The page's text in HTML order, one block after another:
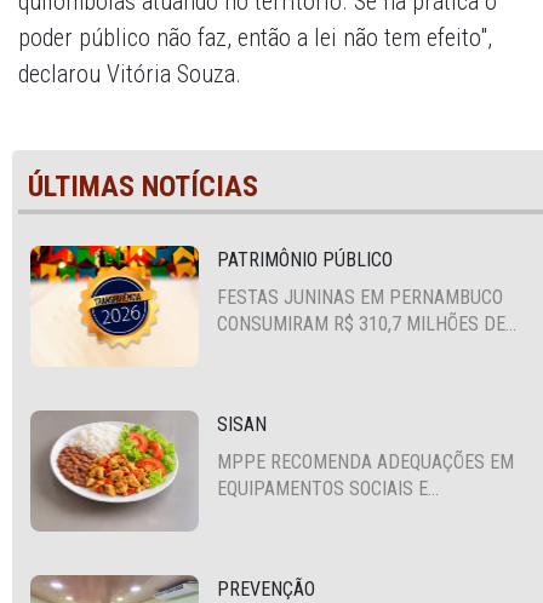
poder público não faz, então a lei não tem efeito",
declarou Vitória Souza.
ÚLTIMAS NOTÍCIAS
PATRIMÔNIO PÚBLICO
FESTAS JUNINAS EM PERNAMBUCO
CONSUMIRAM R$ 310,7 MILHÕES DE
SISAN
MPPE RECOMENDA ADEQUAÇÕES EM
EQUIPAMENTOS SOCIAIS E
PREVENÇÃO